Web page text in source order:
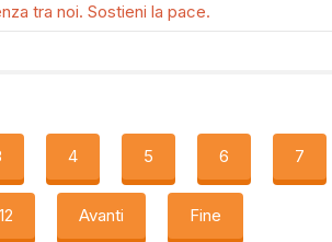
tra noi. Sostieni la pace.
4 5 6 7
12 Avanti Fine